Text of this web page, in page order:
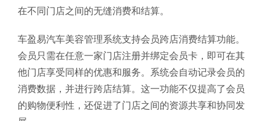
在不同门店之间的无缝消费和结算。
车盈易汽车美容管理系统支持会员跨店消费结算功能。
会员只需在任意一家门店注册并绑定会员卡，即可在其
他门店享受同样的优惠和服务。系统会自动记录会员的
消费数据，并进行跨店结算。这一功能不仅提高了会员
的购物便利性，还促进了门店之间的资源共享和协同发